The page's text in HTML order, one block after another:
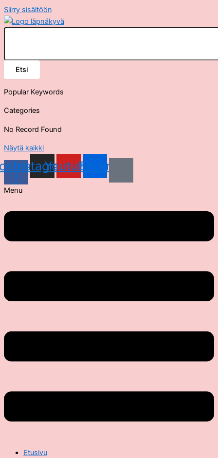
Siirry sisältöön
Etsi
Popular Keywords
Categories
No Record Found
Näytä kaikki
f
Instagram
YoutubeFlickr
Menu
Etusivu